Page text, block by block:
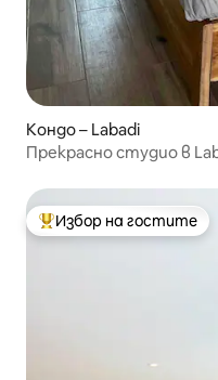
Кондо – Labadi
Прекрасно студио в
Най-популярен избор
Избор на гостите